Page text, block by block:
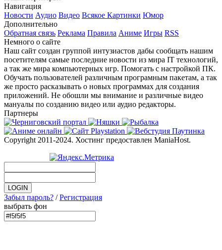
Навигация
Новости Аудио Видео Всякое Картинки Юмор
Дополнительно
Обратная связь Реклама Правила Аниме Игры RSS
Немного о сайте
Наш сайт создан группой интузиастов дабы сообщать нашим
посетителям самые последние новости из мира IT технологий,
а так же мира компьютерных игр. Помогать с настройкой ПК.
Обучать пользователей различным програмным пакетам, а так
же просто расказывать о новых программах для создания
приложений. Не обошли мы внимание и различные видео
мануалы по созданию видео или аудио редакторы.
Партнеры
Copyright 2011-2024. Хостинг предоставлен ManiaHost.
Забыл пароль? /Регистрация
выбрать фон